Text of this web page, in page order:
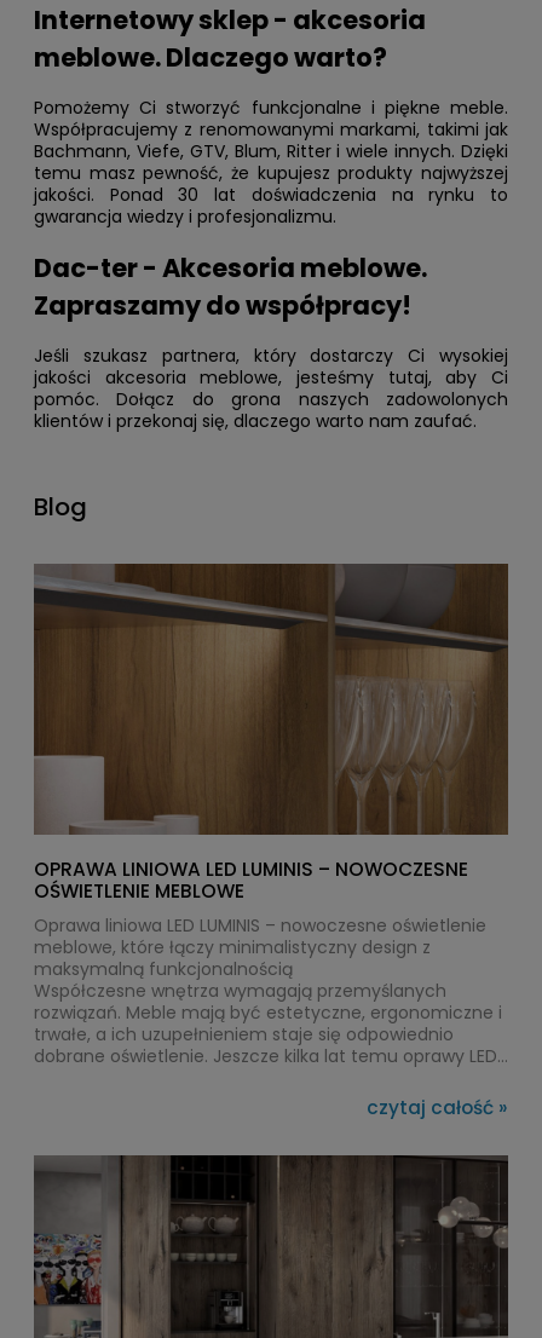
Internetowy sklep - akcesoria
meblowe. Dlaczego warto?
Pomożemy Ci stworzyć funkcjonalne i piękne meble.
Współpracujemy z renomowanymi markami, takimi jak
Bachmann, Viefe, GTV, Blum, Ritter i wiele innych. Dzięki
temu masz pewność, że kupujesz produkty najwyższej
jakości. Ponad 30 lat doświadczenia na rynku to
gwarancja wiedzy i profesjonalizmu.
Dac-ter - Akcesoria meblowe.
Zapraszamy do współpracy!
Jeśli szukasz partnera, który dostarczy Ci wysokiej
jakości akcesoria meblowe, jesteśmy tutaj, aby Ci
pomóc. Dołącz do grona naszych zadowolonych
klientów i przekonaj się, dlaczego warto nam zaufać.
Blog
OPRAWA LINIOWA LED LUMINIS – NOWOCZESNE
OŚWIETLENIE MEBLOWE
Oprawa liniowa LED LUMINIS – nowoczesne oświetlenie
meblowe, które łączy minimalistyczny design z
maksymalną funkcjonalnością
Współczesne wnętrza wymagają przemyślanych
rozwiązań. Meble mają być estetyczne, ergonomiczne i
trwałe, a ich uzupełnieniem staje się odpowiednio
dobrane oświetlenie. Jeszcze kilka lat temu oprawy LED
najważniejszych elementów wyposażenia kuchni,
czytaj całość »